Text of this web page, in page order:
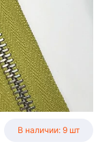
В наличии: 9 шт